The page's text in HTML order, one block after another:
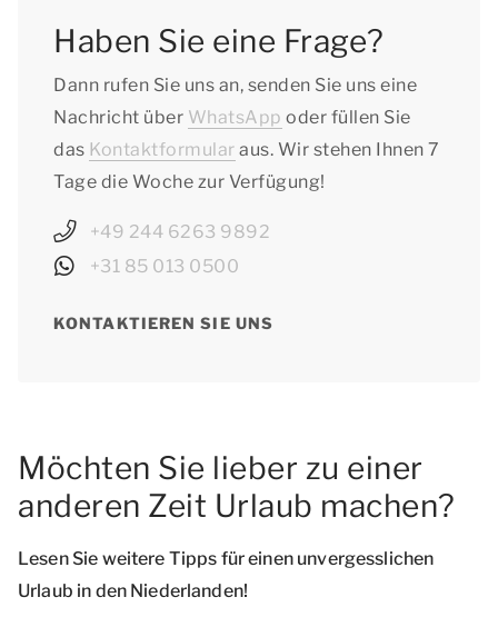
Haben Sie eine Frage?
Dann rufen Sie uns an, senden Sie uns eine
Nachricht über WhatsApp oder füllen Sie
das Kontaktformular aus. Wir stehen Ihnen 7
Tage die Woche zur Verfügung!
+49 244 6263 9892
+31 85 013 0500
KONTAKTIEREN SIE UNS
Möchten Sie lieber zu einer
anderen Zeit Urlaub machen?
Lesen Sie weitere Tipps für einen unvergesslichen
Urlaub in den Niederlanden!